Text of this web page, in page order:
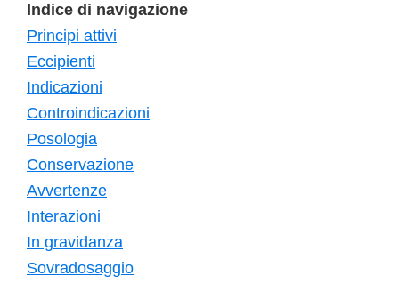
Indice di navigazione
Principi attivi
Eccipienti
Indicazioni
Controindicazioni
Posologia
Conservazione
Avvertenze
Interazioni
In gravidanza
Sovradosaggio